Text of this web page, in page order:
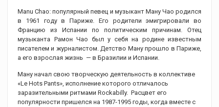
Manu Chao: популярный певец и музыкант Ману Чао родился
в 1961 году в Париже. Его родители эмигрировали во
Францию из Испании по политическим причинам. Отец
музыканта Рамон Чао был у себя на родине известным
писателем и журналистом. Детство Ману прошло в Париже,
а его взрослая жизнь — в Бразилии и Испании.
Ману начал свою творческую деятельность в коллективе
«Le Hots Pants», исполнение которого отличалось
заразительными ритмами Rockabilly. Расцвет его
популярности пришелся на 1987-1995 годы, когда вместе с